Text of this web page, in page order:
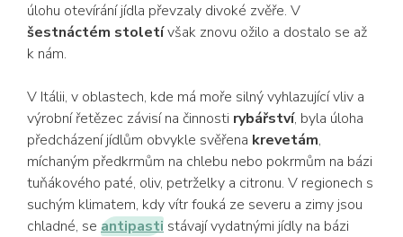
úlohu otevírání jídla převzaly divoké zvěře. V
šestnáctém stoletívšak znovu ožilo a dostalo se až
k nám.
V Itálii, v oblastech, kde má moře silný vyhlazující vliv a
výrobní řetězec závisí na činnosti rybářství, byla úloha
předcházení jídlům obvykle svěřena krevetám,
míchaným předkrmům na chlebu nebo pokrmům na bázi
tuňákového paté, oliv, petrželky a citronu. V regionech s
suchým klimatem, kdy vítr fouká ze severu a zimy jsou
chladné, se antipasti stávají vydatnými jídly na bázi